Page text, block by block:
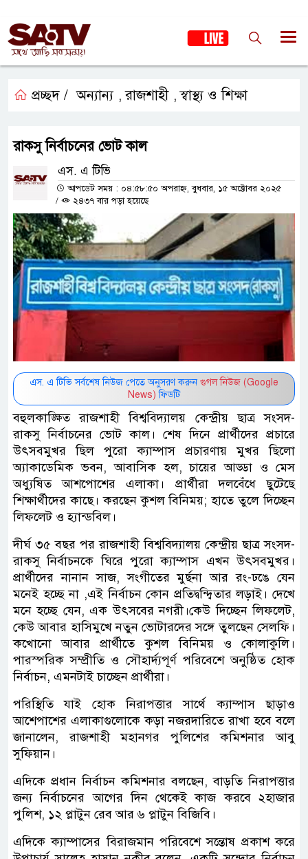
প্রচ্ছদ / অন্যান্য ,রাজশাহী ,স্বাস্থ্য ও শিক্ষা
রাকসু নির্বাচনের ভোট কাল
এস. এ টিভি
আপডেট সময় : ০৪:৫৮:৫০ অপরাহ্ন, বুধবার, ১৫ অক্টোবর ২০২৫
/
২৪৩৭ বার পড়া হয়েছে
এস. এ টিভি সর্বশেষ নিউজ পেতে অনুসরণ করুন গুগল নিউজ (Google
News) ফিডটি
বহুলকাঙ্ক্ষিত রাজশাহী বিশ্ববিদ্যালয় কেন্দ্রীয় ছাত্র সংসদ-
রাকসু নির্বাচনের ভোট কাল। শেষ দিনে প্রার্থীদের প্রচারে
উৎসবমুখর ছিল পুরো ক্যাম্পাস প্রচারণায় মুখর ছিলো
অ্যাকাডেমিক ভবন, আবাসিক হল, চায়ের আড্ডা ও মেস
অধ্যুষিত আশপোশের এলাকা। প্রার্থীরা দলবেঁধে ছুটেছে
শিক্ষার্থীদের কাছে। করছেন কুশল বিনিময়; হাতে তুলে দিচ্ছেন
লিফলেট ও হ্যান্ডবিল।
দীর্ঘ ৩৫ বছর পর রাজশাহী বিশ্ববিদ্যালয় কেন্দ্রীয় ছাত্র সংসদ-
রাকসু নির্বাচনকে ঘিরে পুরো ক্যাম্পাস এখন উৎসবমুখর।
প্রার্থীদের নানান সাজ, সংগীতের মুর্ছনা আর রং-ঢঙে যেন
মনেই হচ্ছে না ,এই নির্বাচন কোন প্রতিদ্বন্দ্বিতার লড়াই। দেখে
মনে হচ্ছে যেন, এক উৎসবের নগরী।কেউ দিচ্ছেন লিফলেট,
কেউ আবার হাসিমুখে নতুন ভোটারদের সঙ্গে তুলছেন সেলফি।
কখোনো আবার প্রার্থীতে কুশল বিনিময় ও কোলাকুলি।
পারস্পরিক সম্প্রীতি ও সৌহার্দ্যপূর্ণ পরিবেশে অনুষ্ঠিত হোক
নির্বাচন, এমনটাই চাচ্ছেন প্রার্থীরা।
পরিস্থিতি যাই হোক নিরাপত্তার সার্থে ক্যাম্পাস ছাড়াও
আশেপাশের এলাকাগুলোকে কড়া নজরদারিতে রাখা হবে বলে
জানালেন, রাজশাহী মহানগর পুলিশের কমিশনার আবু
সুফিয়ান।
এদিকে প্রধান নির্বাচন কমিশনার বলছেন, বাড়তি নিরাপত্তার
জন্য নির্বাচনের আগের দিন থেকেই কাজ করবে ২হাজার
পুলিশ, ১২ প্লাটুন রেব আর ৬ প্লাটুন বিজিবি।
এদিকে ক্যাম্পাসের বিরাজমান পরিবেশে সন্তোষ প্রকাশ করে